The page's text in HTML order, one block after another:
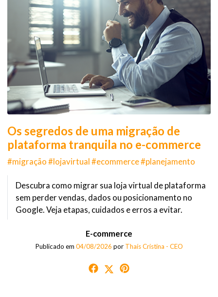
Os segredos de uma migração de
plataforma tranquila no e-commerce
#migração #lojavirtual #ecommerce #planejamento
Descubra como migrar sua loja virtual de plataforma
sem perder vendas, dados ou posicionamento no
Google. Veja etapas, cuidados e erros a evitar.
E-commerce
Publicado em 04/08/2026 por Thaís Cristina - CEO